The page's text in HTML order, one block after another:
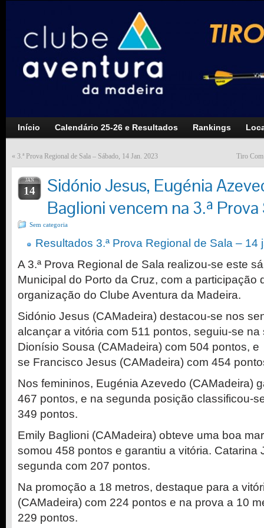
Início Calendário 25-26 e Resultados Rankings
« 3.ª Prova Regional de Sala – Sábado, 14 Jan. 2023 Tiro Com
JAN
14
Sidónio Jesus, Eugénia
Baglioni vencem na 3.ª Prova
Sem categoria
Resultados 3.ª Prova Regional de Sala – 14
A 3.ª Prova Regional de Sala realizou-se este
Municipal do Porto da Cruz, com a participação
organização do Clube Aventura da Madeira.
Sidónio Jesus (CAMadeira) destacou-se nos
alcançar a vitória com 511 pontos, seguiu-se
Dionísio Sousa (CAMadeira) com 504 pontos,
se Francisco Jesus (CAMadeira) com 454
Nos femininos, Eugénia Azevedo (CAMadeira)
467 pontos, e na segunda posição classificou-
349 pontos.
Emily Baglioni (CAMadeira) obteve uma boa
somou 458 pontos e garantiu a vitória. Catarina
segunda com 207 pontos.
Na promoção a 18 metros, destaque para a
(CAMadeira) com 224 pontos e na prova a 10
229 pontos.